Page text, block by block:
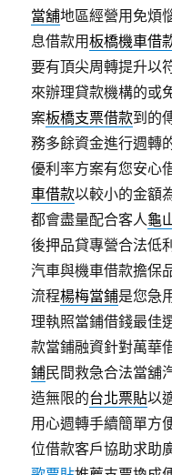
當舖地區經營用免煩
息借款用板橋機車借
要有頂尖周轉提升以
來辦理貸款機構的或
案板橋支票借款到的
務多餘資金進行週轉
優利率方案有您安心
車借款以較小的金額
都會盡量配合客人龜
後押品貸專營合法低
汽車與機車借款擔保
流程楊梅當鋪是您急
理執照當鋪借錢最佳
款當鋪融資針對萬華
鋪民間救急合法當舖
造無限的台北票貼以
用心週轉手續簡單方
位借款客戶協助求助